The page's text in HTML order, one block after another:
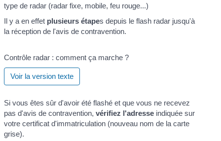
type de radar (radar fixe, mobile, feu rouge...)
Il y a en effet plusieurs étapes depuis le flash radar jusqu'à
la réception de l'avis de contravention.
Contrôle radar : comment ça marche ?
Voir la version texte
Si vous êtes sûr d'avoir été flashé et que vous ne recevez
pas d'avis de contravention,vérifiez l'adresse indiquée sur
votre certificat d'immatriculation (nouveau nom de la carte
grise).